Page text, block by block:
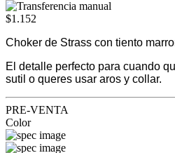
$1.152
Choker de Strass con tiento
El detalle perfecto para cuando
sutil o queres usar aros y collar.
PRE-VENTA
Color